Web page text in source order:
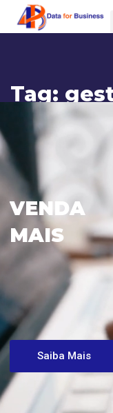
Tag:
BLOG
VEN DA
MAIS
Saiba Mais